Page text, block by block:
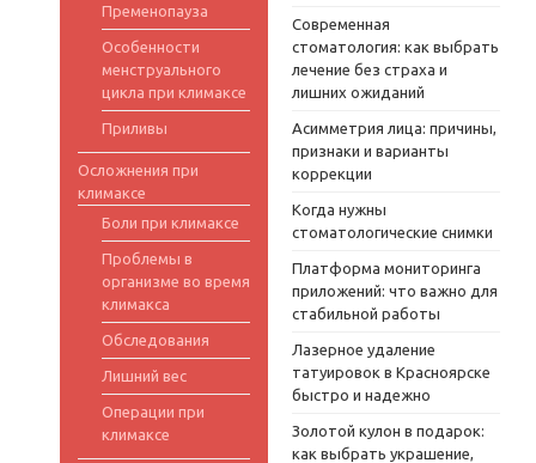
Пременопауза
Особенности
менструального
цикла при климаксе
Приливы
Осложнения при
климаксе
Боли при климаксе
Проблемы в
организме во время
климакса
Обследования
Лишний вес
Операции при
климаксе
Современная
стоматология: как выбрать
лечение без страха и
лишних ожиданий
Асимметрия лица: причины,
признаки и варианты
коррекции
Когда нужны
стоматологические снимки
Платформа мониторинга
приложений: что важно для
стабильной работы
Лазерное удаление
татуировок в Красноярске
быстро и надежно
Золотой кулон в подарок:
как выбрать украшение,